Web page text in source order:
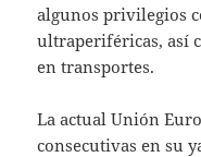
algunos privilegios
ultraperiféricas, así
en transportes.
La actual Unión
consecutivas en su